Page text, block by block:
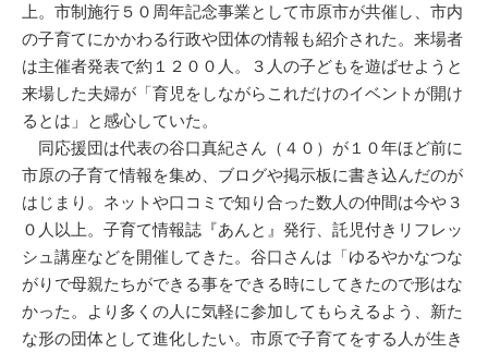
上。市制施行５０周年記念事業として市原市が共催し、市内
の子育てにかかわる行政や団体の情報も紹介された。来場者
は主催者発表で約１２００人。３人の子どもを遊ばせようと
来場した夫婦が「育児をしながらこれだけのイベントが開け
るとは」と感心していた。
同応援団は代表の谷口真紀さん（４０）が１０年ほど前に
市原の子育て情報を集め、ブログや掲示板に書き込んだのが
はじまり。ネットや口コミで知り合った数人の仲間は今や３
０人以上。子育て情報誌『あんと』発行、託児付きリフレッ
シュ講座などを開催してきた。谷口さんは「ゆるやかなつな
がりで母親たちができる事をできる時にしてきたので形はな
かった。より多くの人に気軽に参加してもらえるよう、新た
な形の団体として進化したい。市原で子育てをする人が生き